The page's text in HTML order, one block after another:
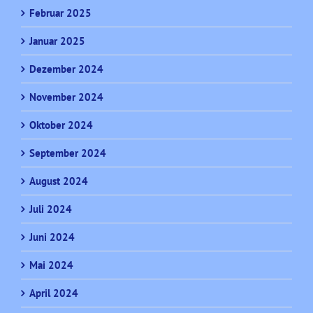
Februar 2025
Januar 2025
Dezember 2024
November 2024
Oktober 2024
September 2024
August 2024
Juli 2024
Juni 2024
Mai 2024
April 2024